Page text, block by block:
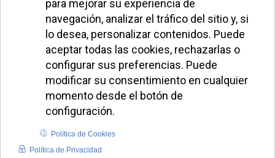
Hakuna Group
Music canta desde
el balcón de la
Comunidad de
Madrid en Sol